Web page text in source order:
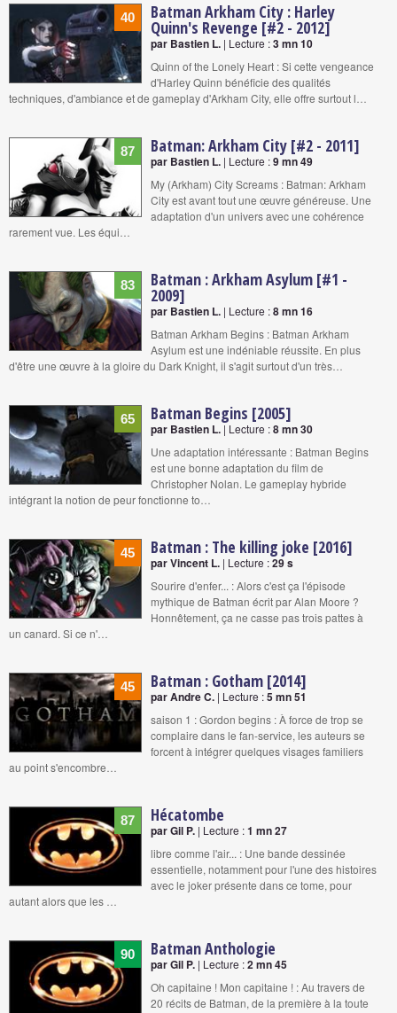
40 Batman Arkham City : Harley
Quinn's Revenge [#2 - 2012]
par Bastien L. | Lecture :3 mn 10
Quinn of the Lonely Heart : Si cette vengeance
d'Harley Quinn bénéficie des qualités
techniques, d'ambiance et de gameplay d'Arkham City, elle offre surtout l…
87 Batman: Arkham City [#2 - 2011]
par Bastien L. | Lecture :9 mn 49
My (Arkham) City Screams : Batman: Arkham
City est avant tout une œuvre généreuse. Une
adaptation d'un univers avec une cohérence
rarement vue. Les équi…
83 Batman : Arkham Asylum [#1 -
2009]
par Bastien L. | Lecture :8 mn 16
Batman Arkham Begins : Batman Arkham
Asylum est une indéniable réussite. En plus
d'être une œuvre à la gloire du Dark Knight, il s'agit surtout d'un très…
65 Batman Begins [2005]
par Bastien L. | Lecture :8 mn 30
Une adaptation intéressante : Batman Begins
est une bonne adaptation du film de
Christopher Nolan. Le gameplay hybride
intégrant la notion de peur fonctionne to…
45 Batman : The killing joke [2016]
par Vincent L. | Lecture :29 s
Sourire d'enfer... : Alors c'est ça l'épisode
mythique de Batman écrit par Alan Moore ?
Honnêtement, ça ne casse pas trois pattes à
un canard. Si ce n'…
45 Batman : Gotham [2014]
par Andre C. | Lecture :5 mn 51
saison 1 : Gordon begins : À force de trop se
complaire dans le fan-service, les auteurs se
forcent à intégrer quelques visages familiers
au point s'encombre…
87 Hécatombe
par Gil P. | Lecture :1 mn 27
libre comme l'air... : Une bande dessinée
essentielle, notamment pour l'une des histoires
avec le joker présente dans ce tome, pour
autant alors que les …
90 Batman Anthologie
par Gil P. | Lecture :2 mn 45
Oh capitaine ! Mon capitaine ! : Au travers de
20 récits de Batman, de la première à la toute